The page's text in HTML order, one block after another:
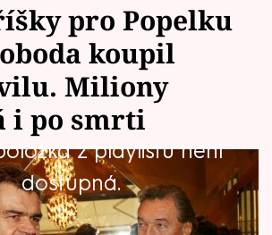
pro Popelku
koupil
Miliony
i po smrti
z playlistu není
dostupná.
spáchal sebevraždu
Karel Svoboda. Autor
hitů, které se proslavily nejen